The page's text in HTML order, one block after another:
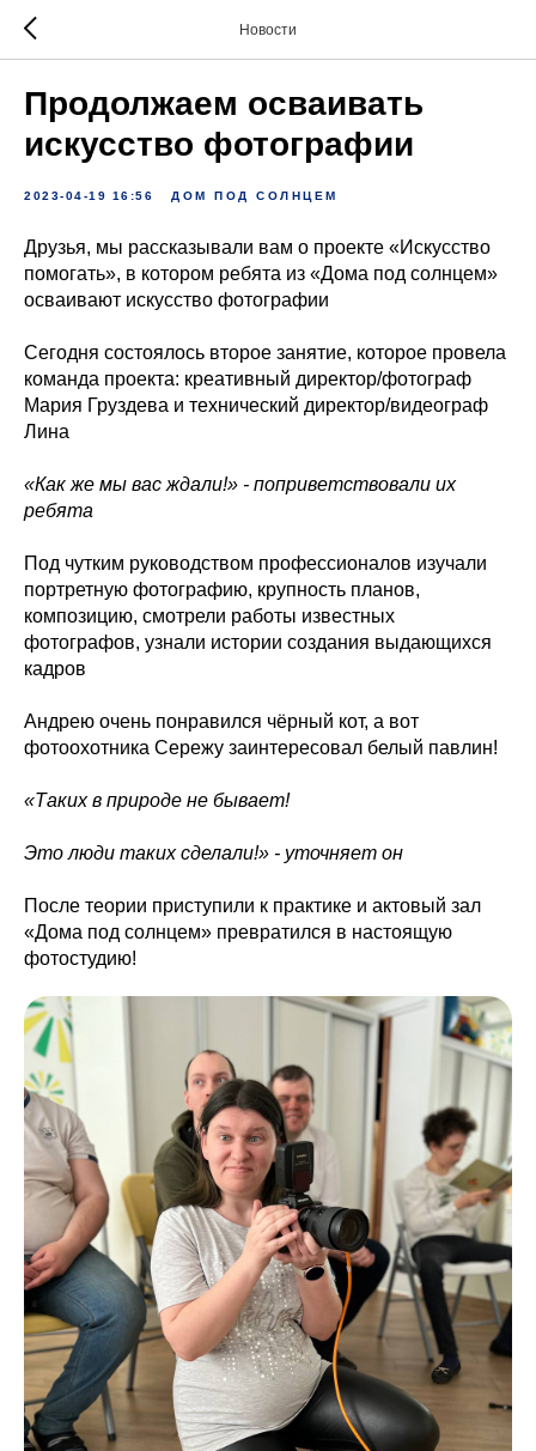
Новости
Продолжаем осваивать
искусство фотографии
2023-04-19 16:56 ДОМ ПОД СОЛНЦЕМ
Друзья, мы рассказывали вам о проекте «Искусство
помогать», в котором ребята из «Дома под солнцем»
осваивают искусство фотографии
Сегодня состоялось второе занятие, которое провела
команда проекта: креативный директор/фотограф
Мария Груздева и технический директор/видеограф
Лина
«Как же мы вас ждали!» - поприветствовали их
ребята
Под чутким руководством профессионалов изучали
портретную фотографию, крупность планов,
композицию, смотрели работы известных
фотографов, узнали истории создания выдающихся
кадров
Андрею очень понравился чёрный кот, а вот
фотоохотника Сережу заинтересовал белый павлин!
«Таких в природе не бывает!
Это люди таких сделали!» - уточняет он
После теории приступили к практике и актовый зал
«Дома под солнцем» превратился в настоящую
фотостудию!